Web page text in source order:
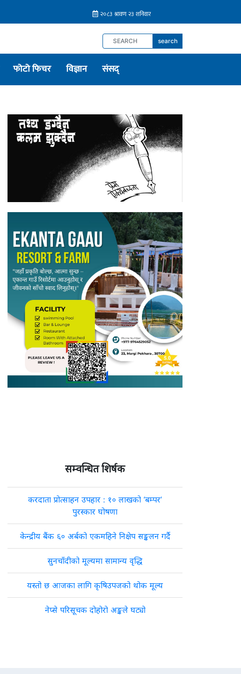
search
फोटो फिचर विज्ञान संसद्
सम्वन्धित शिर्षक
करदाता प्रोत्साहन उपहार : १० लाखको ‘बम्पर’
पुरस्कार घोषणा
केन्द्रीय बैंक ६० अर्बको एकमहिने निक्षेप सङ्कलन गर्दै
सुनचाँदीको मूल्यमा सामान्य वृद्धि
यस्तो छ आजका लागि कृषिउपजको थोक मूल्य
नेप्से परिसूचक दोहोरो अङ्कले घट्यो